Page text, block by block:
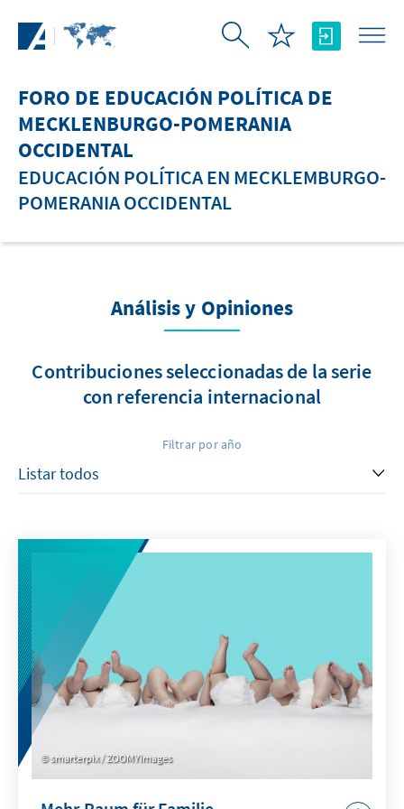
FORO DE EDUCACIÓN POLÍTICA DE
MECKLENBURGO-POMERANIA
OCCIDENTAL
EDUCACIÓN POLÍTICA EN MECKLEMBURGO-
POMERANIA OCCIDENTAL
Análisis y Opiniones
Contribuciones seleccionadas de la serie
con referencia internacional
Filtrar por año
smarterpix / ZOOMYimages